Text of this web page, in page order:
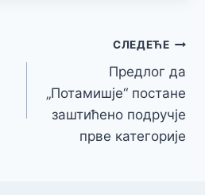
СЛЕДЕЋЕ
Предлог да
„Потамишје“ постане
заштићено подручје
прве категорије